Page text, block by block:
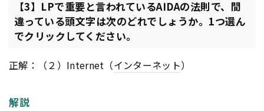
【3】LPで重要と言われているAIDAの法則で、間
違っている頭文字は次のどれでしょうか。1つ選ん
でクリックしてください。
正解：（２）Internet（インターネット）
解説